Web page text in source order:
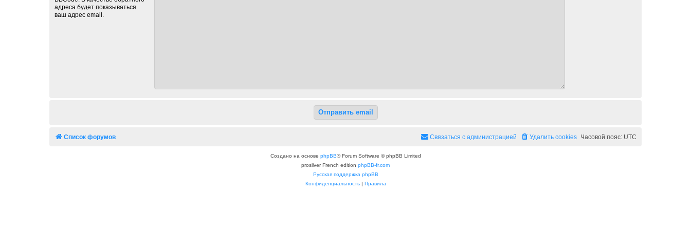
адреса будет показываться
ваш адрес email.
Список форумов Часовой пояс: UTC
Удалить cookies
Связаться с администрацией
Создано на основе phpBB® Forum Software © phpBB Limited
prosilver French edition phpBB-fr.com
Русская поддержка phpBB
Конфиденциальность| Правила